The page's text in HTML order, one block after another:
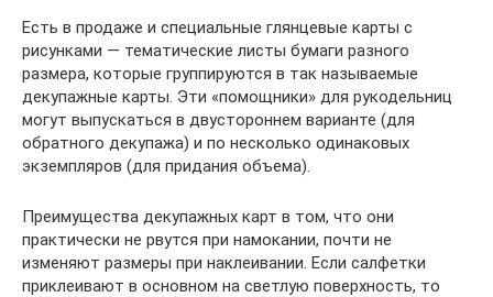
Есть в продаже и специальные глянцевые карты с
рисунками — тематические листы бумаги разного
размера, которые группируются в так называемые
декупажные карты. Эти «помощники» для рукодельниц
могут выпускаться в двустороннем варианте (для
обратного декупажа) и по несколько одинаковых
экземпляров (для придания объема).
Преимущества декупажных карт в том, что они
практически не рвутся при намокании, почти не
изменяют размеры при наклеивании. Если салфетки
приклеивают в основном на светлую поверхность, то